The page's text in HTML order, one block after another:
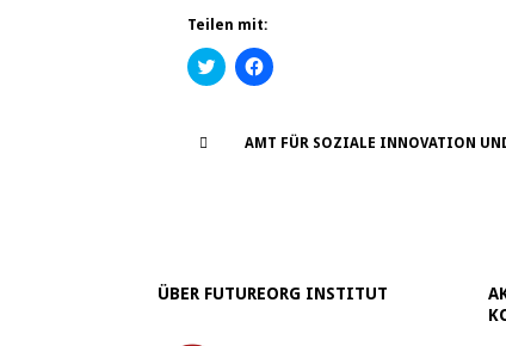
Teilen mit:
K
l
t
K
l
,
b
AMT FÜR SOZIALE INNOVATION
ÜBER FUTUREORG INSTITUT